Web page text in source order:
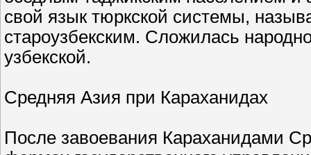
свой язык тюркской системы,
староузбекским. Сложилась
узбекской.
Средняя Азия при Караханидах
После завоевания Караханидами